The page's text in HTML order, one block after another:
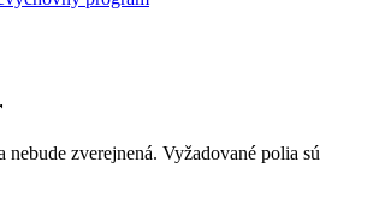
nebude zverejnená. Vyžadované polia sú